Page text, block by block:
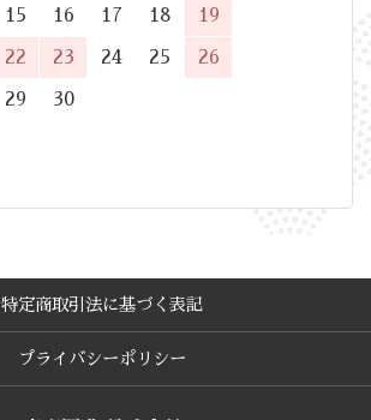
15 16 17 18 19
22 23 24 25 26
29 30
特定商取引法に基づく表記
プライバシーポリシー